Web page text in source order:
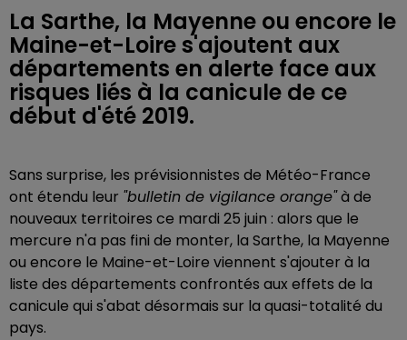
La Sarthe, la Mayenne ou encore le
Maine-et-Loire s'ajoutent aux
départements en alerte face aux
risques liés à la canicule de ce
début d'été 2019.
Sans surprise, les prévisionnistes de Météo-France
ont étendu leur "bulletin de vigilance orange"à de
nouveaux territoires ce mardi 25 juin : alors que le
mercure n'a pas fini de monter, la Sarthe, la Mayenne
ou encore le Maine-et-Loire viennent s'ajouter à la
liste des départements confrontés aux effets de la
canicule qui s'abat désormais sur la quasi-totalité du
pays.